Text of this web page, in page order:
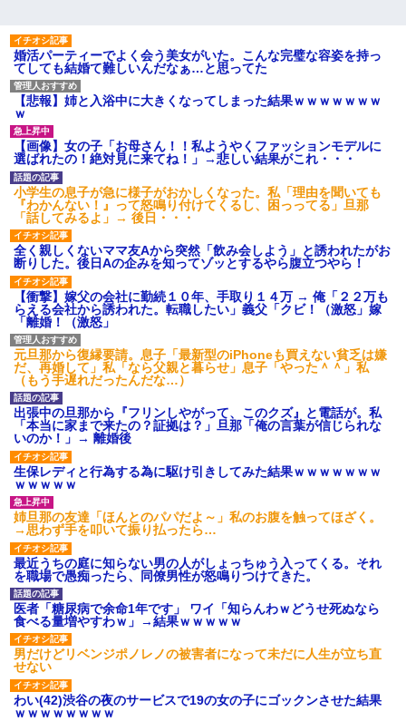
【悲報】へずまりゅう（35）
ボランティアのため熊本に行く
も体調不良で病院に行く
女芸人の吉住さん（36）メイ
クしたら普通に美人の部類だっ
たと判明ｗｗｗｗｗｗｗｗｗ
【悲報】乃木坂レベルでもグ
ループ卒業したら三流タレント
扱いになる模様・・・
私「また郵便がなくなって
る…」知人「一緒に捕まえよ
う」→おとりを仕掛けたら泥奥
がまんまと引っかかり…
ハードオフに売っていた4万
4000円のフィギュアがヤバすぎ
るｗｗｗｗｗｗ「こんな高い
の？ｗｗ」「逆に超安い」
私「ちょっと、人の家の金庫
触らないでよ！」キチママ『そ
こに金庫があったから、開けて
みようとしただけ☆』義兄「泥
は出てけ！二度と来るな！」結
果・・・
私「初めて飲む味だけどなん
のお茶？」彼「ちっ！」私「」
【GIF】JSのカンチョーワロ
タ
後続車にクラクションを鳴ら
され彼氏が逆切れ。「何クラク
ション鳴らしてんだ！降りてこ
いよ！」と怒鳴りだし...
【衝撃】報酬100万円超の治験
募集がこちらｗｗｗｗｗ(※画像
あり)
【ネット騒然】惨殺されたタ
ワマン頂き女子のこの動画、す
げえええええｗｗｗｗｗｗｗｗ
ｗｗｗ
【愕然】白のクラウン俺氏、
高速道路左車線を制限速度で走
った結果wwwwwwwwwwww
百年の恋12-899 食べた量を
張り合ってくる
【悲報】佐藤輝明・・・２軍
でも盛大にやらかす←あまり悲
しませないでくれ
私は生まれつき身体障害があ
る。母が反対を押し切って産ん
の伯父家族が同居してる母実家
僕ハイエース乗り、パチンコ
屋の駐車場にいるけど隣に停め
たらおっさんがぶち切れてき
挨拶で難聴を侮辱してきたト
メから久々に電話。トメ「私は
泉を紹介してあげたら大発狂し
た←お義父さんノリノリで温泉
【修羅場】間男に濡れ衣を着
せられたサレ夫の反撃がエグす
画像を貼っていくスレｗｗｗｗ
【修羅場】父の浮気相手がま
社会人1年目の時、下の階に住
んでる40代半ばくらいの独身女
みたよ
婚活パーティーでよく会う美女がいた。こんな完璧な容姿を持っ
てしても結婚て難しいんだなぁ…と思ってた
【悲報】姉と入浴中に大きくなってしまった結果ｗｗｗｗｗｗｗ
ｗ
【画像】女の子「お母さん！！私ようやくファッションモデルに
選ばれたの！絶対見に来てね！」→悲しい結果がこれ・・・
小学生の息子が急に様子がおかしくなった。私「理由を聞いても
『わかんない！』って怒鳴り付けてくるし、困っってる」旦那
「話してみるよ」→ 後日・・・
全く親しくないママ友Aから突然「飲み会しよう」と誘われたがお
断りした。後日Aの企みを知ってゾッとするやら腹立つやら！
【衝撃】嫁父の会社に勤続１０年、手取り１４万 → 俺「２２万も
らえる会社から誘われた。転職したい」義父「クビ！（激怒」嫁
「離婚！（激怒」
元旦那から復縁要請。息子「最新型のiPhoneも買えない貧乏は嫌
だ、再婚して」私「なら父親と暮らせ」息子「やった＾＾」私
（もう手遅れだったんだな…）
出張中の旦那から『フリンしやがって、このクズ』と電話が。私
「本当に家まで来たの？証拠は？」旦那「俺の言葉が信じられな
いのか！」→ 離婚後
生保レディと行為する為に駆け引きしてみた結果ｗｗｗｗｗｗｗ
ｗｗｗｗｗ
姉旦那の友達「ほんとのパパだよ～」私のお腹を触ってほざく。
→思わず手を叩いて振り払ったら…
最近うちの庭に知らない男の人がしょっちゅう入ってくる。それ
を職場で愚痴ったら、同僚男性が怒鳴りつけてきた。
医者「糖尿病で余命1年です」 ワイ「知らんわｗどうせ死ぬなら
食べる量増やすわｗ」→結果ｗｗｗｗｗ
男だけどリベンジポノレノの被害者になって未だに人生が立ち直
せない
わい(42)渋谷の夜のサービスで19の女の子にゴックンさせた結果
ｗｗｗｗｗｗｗｗ